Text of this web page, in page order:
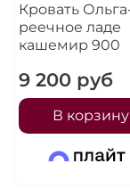
Кровать
реечное ладе
кашемир 900
9 200 руб
В корзину